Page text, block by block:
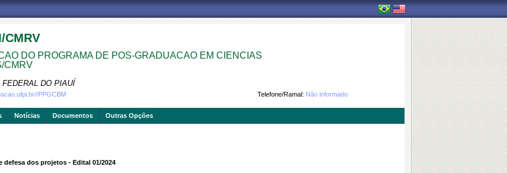
CMRV
DO PROGRAMA DE POS-GRADUACAO EM CIENCIAS
CMRV
FEDERAL DO PIAUÍ
Telefone/Ramal: Não informado
PPGCBM
Notícias Documentos Outras Opções
defesa dos projetos - Edital 01/2024